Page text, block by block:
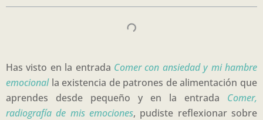
Has visto en la entrada Comer con ansiedad y mi hambre
emocionalla existencia de patrones de alimentación que
aprendes desde pequeño y en la entrada Comer,
radiografía de mis emociones, pudiste reflexionar sobre